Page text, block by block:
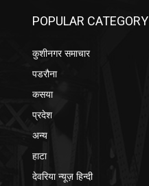
POPULAR CATEGORY
कुशीनगर समाचार
पडरौना
कसया
प्रदेश
अन्य
हाटा
देवरिया न्यूज़ हिन्दी